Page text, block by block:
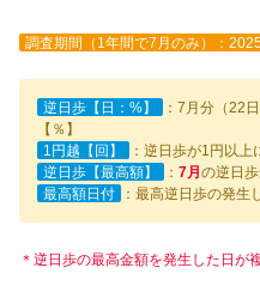
調査期間（1年間で7月のみ）：
逆日歩【日：%】
：7月分（22
【％】
1円越【回】
：逆日歩が1円以上
逆日歩【最高額】
： 7月 の逆日
最高額日付
：最高逆日歩の発生
＊逆日歩の最高金額を発生した日が